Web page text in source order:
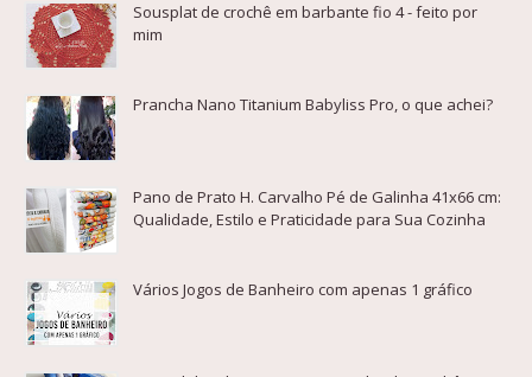
Sousplat de crochê em barbante fio 4 - feito por
mim
Prancha Nano Titanium Babyliss Pro, o que achei?
Pano de Prato H. Carvalho Pé de Galinha 41x66 cm:
Qualidade, Estilo e Praticidade para Sua Cozinha
Vários Jogos de Banheiro com apenas 1 gráfico